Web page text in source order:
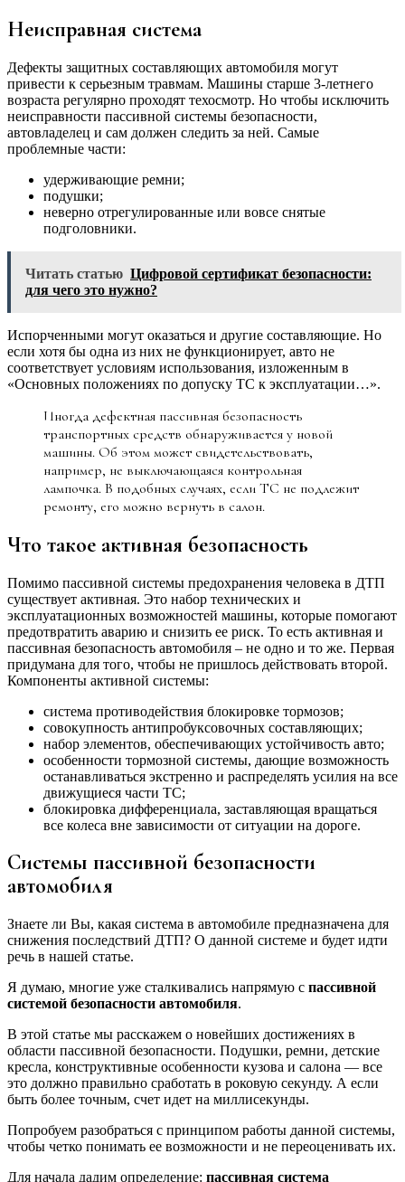
Неисправная система
Дефекты защитных составляющих автомобиля могут
привести к серьезным травмам. Машины старше 3-летнего
возраста регулярно проходят техосмотр. Но чтобы исключить
неисправности пассивной системы безопасности,
автовладелец и сам должен следить за ней. Самые
проблемные части:
удерживающие ремни;
подушки;
неверно отрегулированные или вовсе снятые
подголовники.
Читать статью Цифровой сертификат безопасности:
для чего это нужно?
Испорченными могут оказаться и другие составляющие. Но
если хотя бы одна из них не функционирует, авто не
соответствует условиям использования, изложенным в
«Основных положениях по допуску ТС к эксплуатации…».
Иногда дефектная пассивная безопасность
транспортных средств обнаруживается у новой
машины. Об этом может свидетельствовать,
например, не выключающаяся контрольная
лампочка. В подобных случаях, если ТС не подлежит
ремонту, его можно вернуть в салон.
Что такое активная безопасность
Помимо пассивной системы предохранения человека в ДТП
существует активная. Это набор технических и
эксплуатационных возможностей машины, которые помогают
предотвратить аварию и снизить ее риск. То есть активная и
пассивная безопасность автомобиля – не одно и то же. Первая
придумана для того, чтобы не пришлось действовать второй.
Компоненты активной системы:
система противодействия блокировке тормозов;
совокупность антипробуксовочных составляющих;
набор элементов, обеспечивающих устойчивость авто;
особенности тормозной системы, дающие возможность
останавливаться экстренно и распределять усилия на все
движущиеся части ТС;
блокировка дифференциала, заставляющая вращаться
все колеса вне зависимости от ситуации на дороге.
Системы пассивной безопасности
автомобиля
Знаете ли Вы, какая система в автомобиле предназначена для
снижения последствий ДТП? О данной системе и будет идти
речь в нашей статье.
Я думаю, многие уже сталкивались напрямую с пассивной
системой безопасности автомобиля.
В этой статье мы расскажем о новейших достижениях в
области пассивной безопасности. Подушки, ремни, детские
кресла, конструктивные особенности кузова и салона — все
это должно правильно сработать в роковую секунду. А если
быть более точным, счет идет на миллисекунды.
Попробуем разобраться с принципом работы данной системы,
чтобы четко понимать ее возможности и не переоценивать их.
Для начала дадим определение: пассивная система